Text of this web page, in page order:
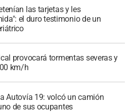
las tarjetas y les
el duro testimonio de un
provocará tormentas severas y
km/h
Autovía 19: volcó un camión
de sus ocupantes